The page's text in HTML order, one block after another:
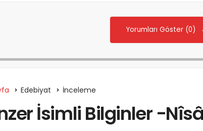
Yorumları Göster (0)
Edebiyat İnceleme
İsimli Bilginler -